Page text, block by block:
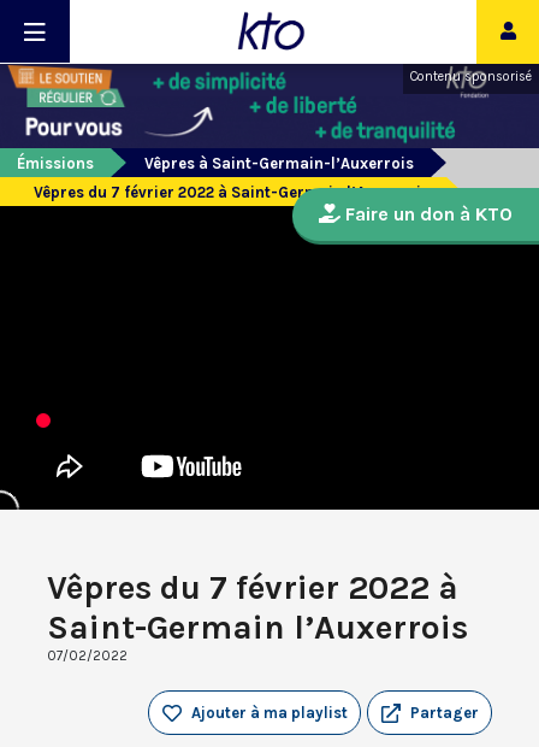
Contenu sponsorisé
Émissions
Vêpres à Saint-Germain-l’Auxerrois
Vêpres du 7 février 2022 à Saint-Germain l’Auxerrois
Vêpres du 7 février 2022 à
Saint-Germain l’Auxerrois
07/02/2022
Partager
Ajouter à ma playlist
Faire un don à KTO